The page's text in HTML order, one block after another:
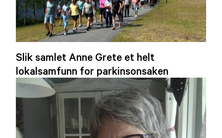
Slik samlet Anne Grete et helt
lokalsamfunn for parkinsonsaken